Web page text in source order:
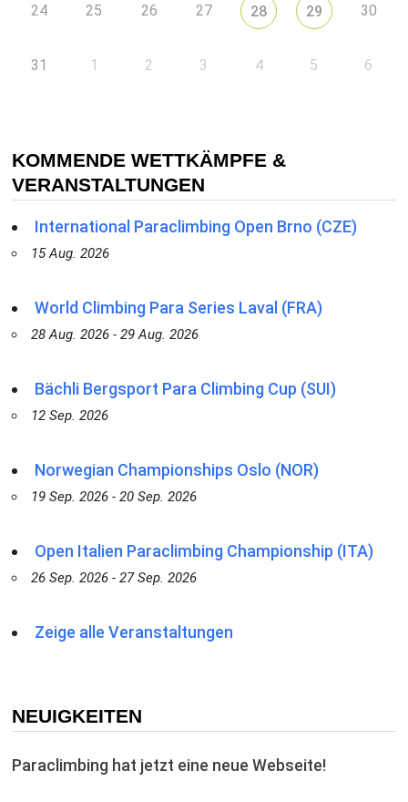
24 25 26 27 28 29 30
31 1 2 3 4 5 6
KOMMENDE WETTKÄMPFE &
VERANSTALTUNGEN
International Paraclimbing Open Brno (CZE)
15 Aug. 2026
World Climbing Para Series Laval (FRA)
28 Aug. 2026 - 29 Aug. 2026
Bächli Bergsport Para Climbing Cup (SUI)
12 Sep. 2026
Norwegian Championships Oslo (NOR)
19 Sep. 2026 - 20 Sep. 2026
Open Italien Paraclimbing Championship (ITA)
26 Sep. 2026 - 27 Sep. 2026
Zeige alle Veranstaltungen
NEUIGKEITEN
Paraclimbing hat jetzt eine neue Webseite!